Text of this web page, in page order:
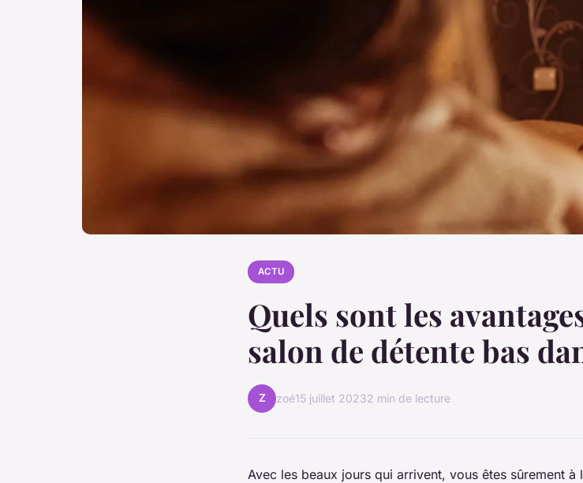
ACTU
Quels sont les
salon de détente bas
Z zoé15 juillet 20232 min de lecture
Avec les beaux jours qui arrivent, vous êtes sûrement